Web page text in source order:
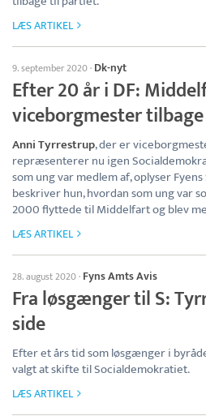
LÆS ARTIKEL
9. september 2020· Dk-nyt
Efter 20 år i DF:
viceborgmester
Anni Tyrrestrup, der er
repræsenterer nu igen
som ung var medlem af, oplyser
beskriver hun, hvordan som ung var
2000 flyttede til Middelfart og blev
LÆS ARTIKEL
28. august 2020· Fyns Amts Avis
Fra løsgænger til S:
side
Efter et års tid som løsgænger i
valgt at skifte til Socialdemokratiet.
LÆS ARTIKEL